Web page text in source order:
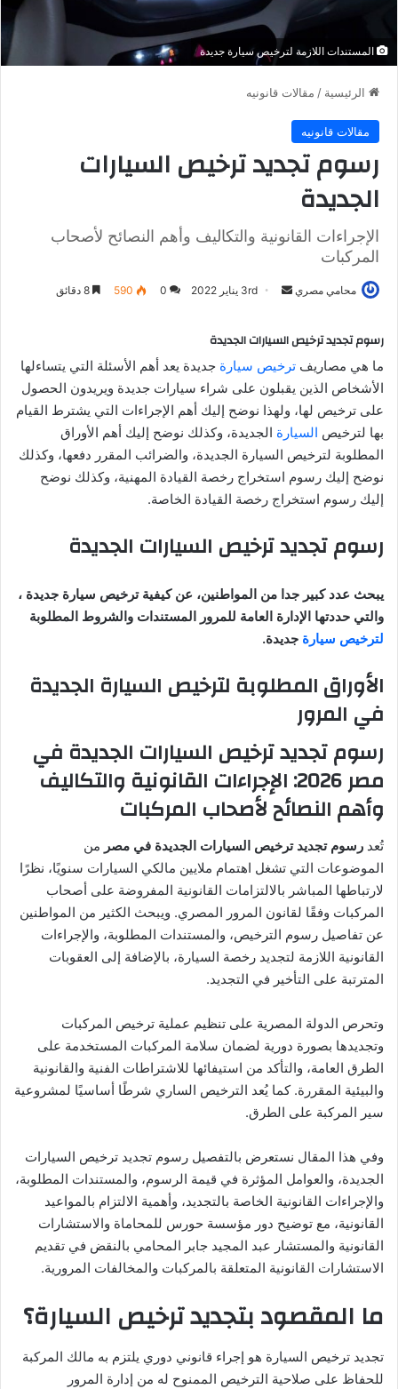
المستندات اللازمة لترخيص سيارة جديدة
الرئيسية / مقالات قانونيه
مقالات قانونيه
رسوم تجديد ترخيص السيارات
الجديدة
الإجراءات القانونية والتكاليف وأهم النصائح لأصحاب
المركبات
محامي مصري
أرسل 3rd يناير 2022 0
590
رسوم تجديد ترخيص السيارات الجديدة
ما هي مصاريف ترخيص سيارة جديدة يعد أهم الأسئلة التي يتساءلها
الأشخاص الذين يقبلون على شراء سيارات جديدة ويريدون الحصول
على ترخيص لها، ولهذا نوضح إليك أهم الإجراءات التي يشترط القيام
بها لترخيص السيارة الجديدة، وكذلك نوضح إليك أهم الأوراق
المطلوبة لترخيص السيارة الجديدة، والضرائب المقرر دفعها، وكذلك
نوضح إليك رسوم استخراج رخصة القيادة المهنية، وكذلك نوضح
إليك رسوم استخراج رخصة القيادة الخاصة.
رسوم تجديد ترخيص السيارات الجديدة
يبحث عدد كبير جدا من المواطنين، عن كيفية ترخيص سيارة جديدة ،
والتي حددتها الإدارة العامة للمرور المستندات والشروط المطلوبة
لترخيص سيارة جديدة.
الأوراق المطلوبة لترخيص السيارة الجديدة
في المرور
رسوم تجديد ترخيص السيارات الجديدة في
مصر 2026: الإجراءات القانونية والتكاليف
وأهم النصائح لأصحاب المركبات
تُعد رسوم تجديد ترخيص السيارات الجديدة في مصر من
الموضوعات التي تشغل اهتمام ملايين مالكي السيارات سنويًا، نظرًا
لارتباطها المباشر بالالتزامات القانونية المفروضة على أصحاب
المركبات وفقًا لقانون المرور المصري. ويبحث الكثير من المواطنين
عن تفاصيل رسوم الترخيص، والمستندات المطلوبة، والإجراءات
القانونية اللازمة لتجديد رخصة السيارة، بالإضافة إلى العقوبات
المترتبة على التأخير في التجديد.
وتحرص الدولة المصرية على تنظيم عملية ترخيص المركبات
وتجديدها بصورة دورية لضمان سلامة المركبات المستخدمة على
الطرق العامة، والتأكد من استيفائها للاشتراطات الفنية والقانونية
والبيئية المقررة. كما يُعد الترخيص الساري شرطًا أساسيًا لمشروعية
سير المركبة على الطرق.
وفي هذا المقال نستعرض بالتفصيل رسوم تجديد ترخيص السيارات
الجديدة، والعوامل المؤثرة في قيمة الرسوم، والمستندات المطلوبة،
والإجراءات القانونية الخاصة بالتجديد، وأهمية الالتزام بالمواعيد
القانونية، مع توضيح دور مؤسسة حورس للمحاماة والاستشارات
القانونية والمستشار عبد المجيد جابر المحامي بالنقض في تقديم
الاستشارات القانونية المتعلقة بالمركبات والمخالفات المرورية.
ما المقصود بتجديد ترخيص السيارة؟
تجديد ترخيص السيارة هو إجراء قانوني دوري يلتزم به مالك المركبة
للحفاظ على صلاحية الترخيص الممنوح له من إدارة المرور